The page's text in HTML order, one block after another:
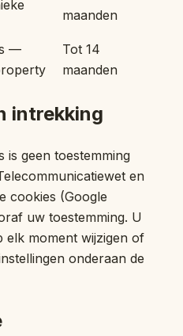
maanden
—
Tot 14
maanden
intrekking
is geen toestemming
en
cookies (Google
uw toestemming. U
elk moment wijzigen of
onderaan de